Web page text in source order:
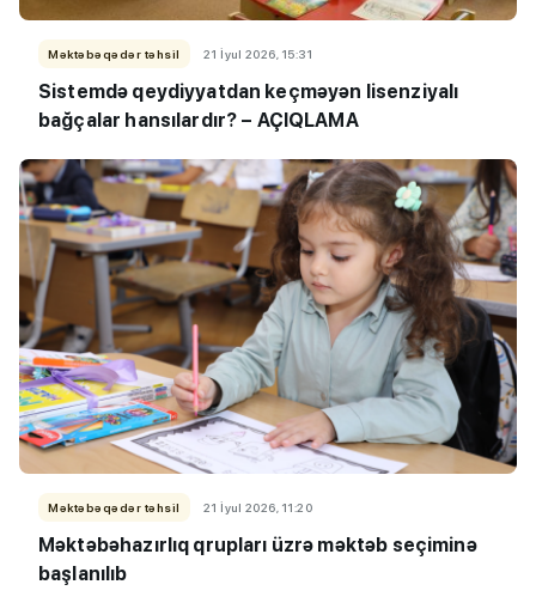
Məktəbəqədər təhsil 21 İyul 2026, 15:31
Sistemdə qeydiyyatdan keçməyən lisenziyalı
bağçalar hansılardır? – AÇIQLAMA
Məktəbəqədər təhsil 21 İyul 2026, 11:20
Məktəbəhazırlıq qrupları üzrə məktəb seçiminə
başlanılıb